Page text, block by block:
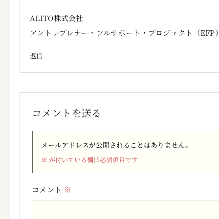
ALITO株式会社
アントレプレナー・フルサポート・プロジェクト（EFP
返信
コメントを送る
メールアドレスが公開されることはありません。
※ が付いている欄は必須項目です
コメント ※